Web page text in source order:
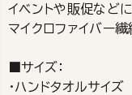
イベントや販促など
マイクロファイバー
■サイズ：
・ハンドタオルサイズ